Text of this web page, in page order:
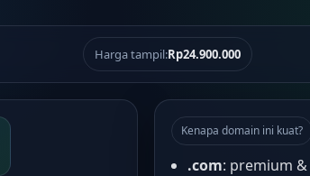
Harga tampil:Rp24.900.000
Kenapa domain ini kuat?
.com: premium